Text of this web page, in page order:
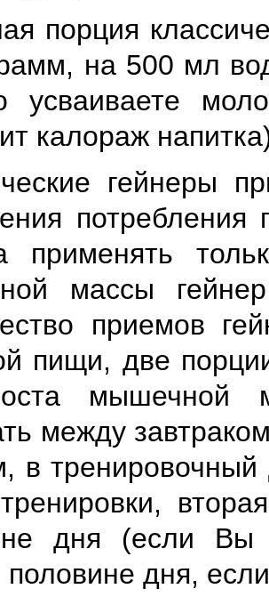
порция
на 500 мл
усваиваете
калораж
гейнеры
применять
массы
приемов
пищи, две
мышечной
между
в
дня (если Вы
половине дня,